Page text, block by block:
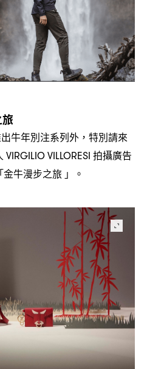
牛年別注系列外 ， 特別請來
VIRGILIO VILLORESI 拍攝廣告
牛漫步之旅 」。